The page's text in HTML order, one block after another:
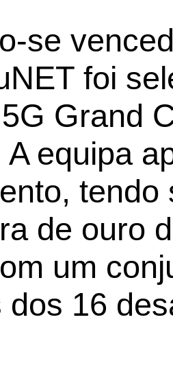
se
foi
Grand
A equipa
tendo
de ouro
um
dos 16